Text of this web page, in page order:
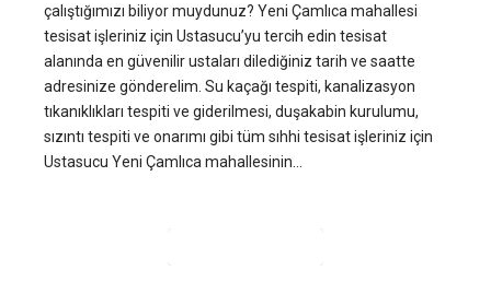
çalıştığımızı biliyor muydunuz? Yeni Çamlıca mahallesi
tesisat işleriniz için Ustasucu’yu tercih edin tesisat
alanında en güvenilir ustaları dilediğiniz tarih ve saatte
adresinize gönderelim. Su kaçağı tespiti, kanalizasyon
tıkanıklıkları tespiti ve giderilmesi, duşakabin kurulumu,
sızıntı tespiti ve onarımı gibi tüm sıhhi tesisat işleriniz için
Ustasucu Yeni Çamlıca mahallesinin...